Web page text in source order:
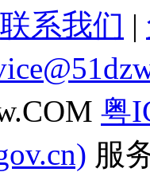
联系我们 |
粤
服